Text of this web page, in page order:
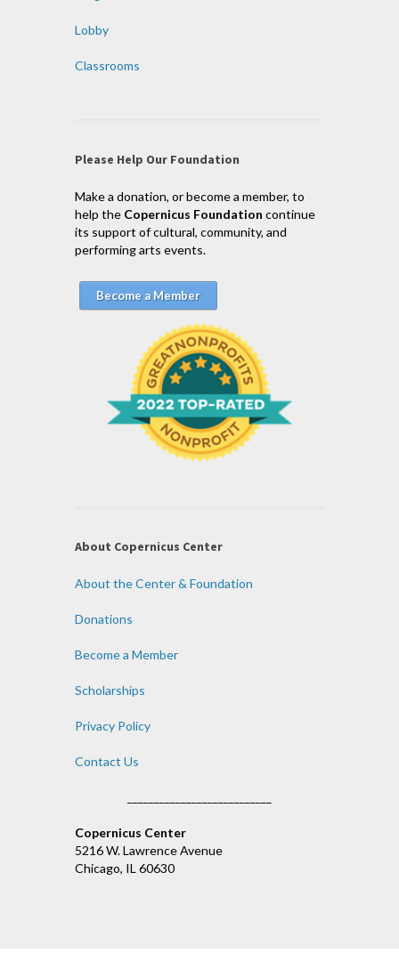
Lobby
Classrooms
Please Help Our Foundation
Make a donation, or become a member, to
help the Copernicus Foundation continue
its support of cultural, community, and
performing arts events.
Become a Member
About Copernicus Center
About the Center & Foundation
Donations
Become a Member
Scholarships
Privacy Policy
Contact Us
Copernicus Center
5216 W. Lawrence Avenue
Chicago, IL 60630